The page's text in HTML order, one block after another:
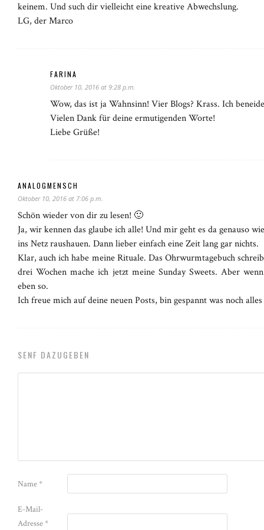
keinem. Und such dir vielleicht eine kreative Abwechslung.
LG, der Marco
FARINA
Oktober 10, 2016 at 9:28 p.m.
Wow, das ist ja Wahnsinn! Vier Blogs? Krass. Ich
Vielen Dank für deine ermutigenden Worte!
Liebe Grüße!
ANALOGMENSCH
Oktober 10, 2016 at 7:06 p.m.
Schön wieder von dir zu lesen! 🙂
Ja, wir kennen das glaube ich alle! Und mir geht es da genauso
ins Netz raushauen. Dann lieber einfach eine Zeit lang gar nichts.
Klar, auch ich habe meine Rituale. Das Ohrwurmtagebuch
drei Wochen mache ich jetzt meine Sunday Sweets. Aber
eben so.
Ich freue mich auf deine neuen Posts, bin gespannt was noch
SENF DAZUGEBEN
Name*
E-Mail-
Adresse*